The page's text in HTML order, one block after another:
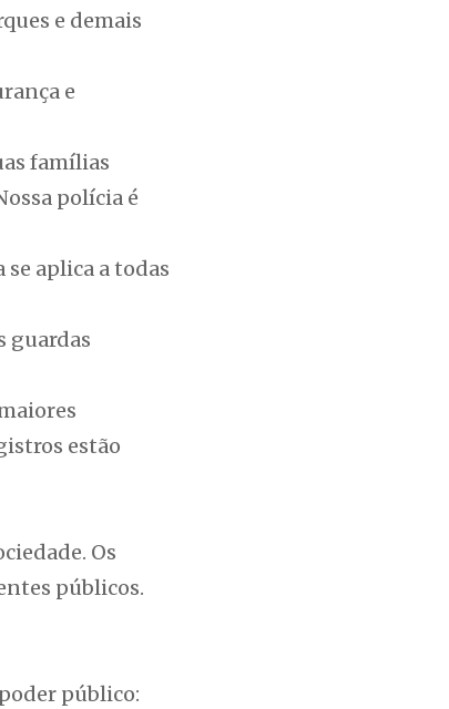
e demais
e
famílias
polícia é
aplica a todas
guardas
estão
Os
públicos.
público: